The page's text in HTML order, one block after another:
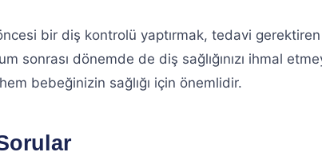
bir diş kontrolü yaptırmak, tedavi gerektiren
sonrası dönemde de diş sağlığınızı ihmal
bebeğinizin sağlığı için önemlidir.